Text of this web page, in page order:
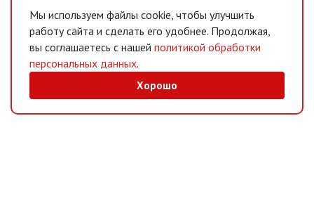
Мы используем файлы cookie, чтобы улучшить
работу сайта и сделать его удобнее. Продолжая,
вы соглашаетесь с нашей политикой обработки
персональных данных.
Хорошо